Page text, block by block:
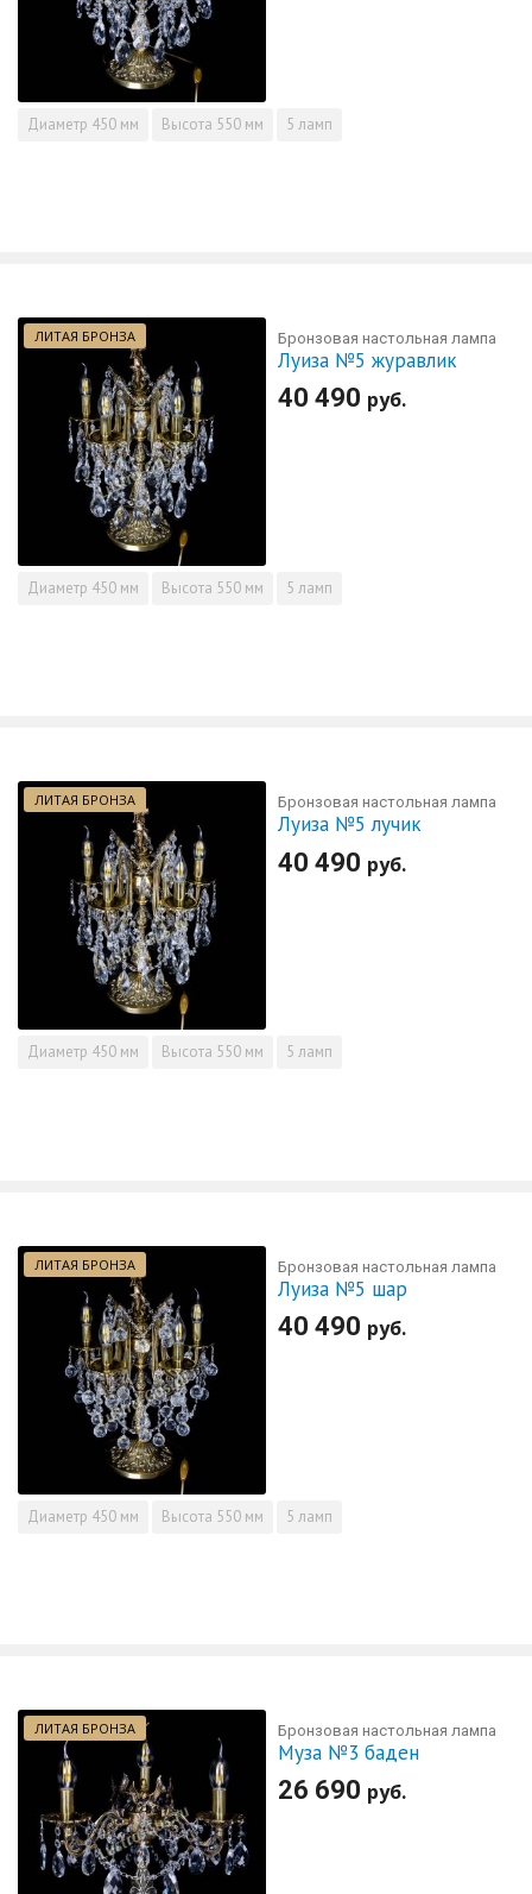
Диаметр 450 мм Высота 550 мм 5 ламп
ЛИТАЯ БРОНЗА Бронзовая настольная лампа
Луиза №5 журавлик
40 490 руб.
Диаметр 450 мм Высота 550 мм 5 ламп
ЛИТАЯ БРОНЗА Бронзовая настольная лампа
Луиза №5 лучик
40 490 руб.
Диаметр 450 мм Высота 550 мм 5 ламп
ЛИТАЯ БРОНЗА Бронзовая настольная лампа
Луиза №5 шар
40 490 руб.
Диаметр 450 мм Высота 550 мм 5 ламп
ЛИТАЯ БРОНЗА Бронзовая настольная лампа
Муза №3 баден
26 690 руб.